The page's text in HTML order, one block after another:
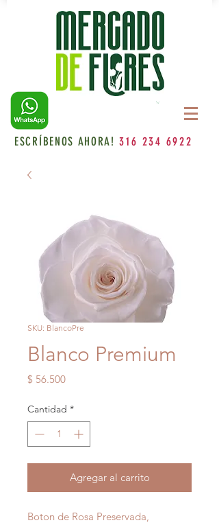
ESCRÍBENOS AHORA! 316 234 6922
SKU: BlancoPre
Blanco Premium
$ 56.500Precio
Cantidad *
Agregar al carrito
Boton de Rosa Preservada,